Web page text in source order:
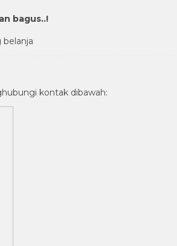
bagus..!
belanja
kontak dibawah: